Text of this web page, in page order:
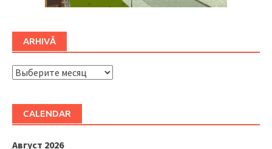
ARHIVĂ
ARHIVĂ
CALENDAR
Август 2026